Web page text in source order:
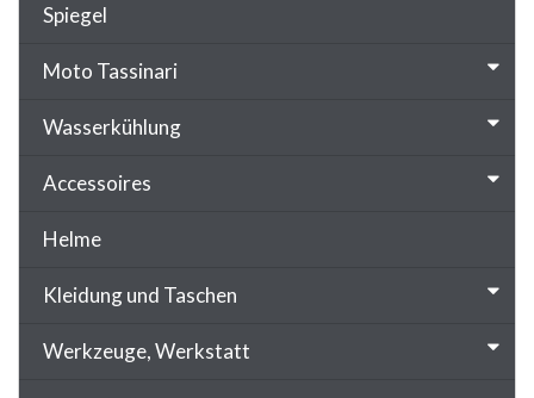
Spiegel
Moto Tassinari
Wasserkühlung
Accessoires
Helme
Kleidung und Taschen
Werkzeuge, Werkstatt